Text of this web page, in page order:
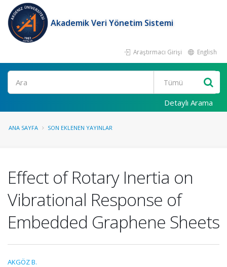
Akademik Veri Yönetim Sistemi
Araştırmacı Girişi English
Ara
Detaylı Arama
ANA SAYFA SON EKLENEN YAYINLAR
Effect of Rotary Inertia on
Vibrational Response of
Embedded Graphene Sheets
AKGÖZ B.